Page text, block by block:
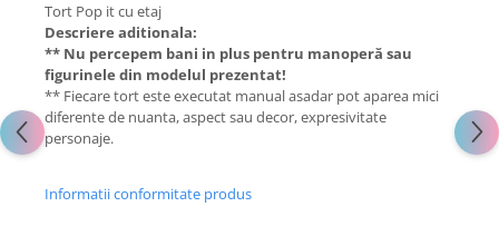
Tort Pop it cu etaj
Descriere aditionala:
** Nu percepem bani in plus pentru manoperă sau
figurinele din modelul prezentat!
** Fiecare tort este executat manual asadar pot aparea mici
diferente de nuanta, aspect sau decor, expresivitate
personaje.
Informatii conformitate produs